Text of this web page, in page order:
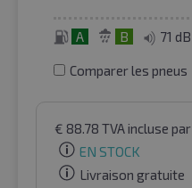
A B 71 dB
Comparer les pneus
€ 88.78 TVA incluse
EN STOCK
Livraison gratuite